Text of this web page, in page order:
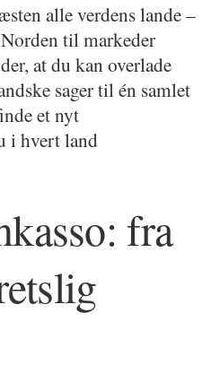
alle verdens lande –
til markeder
at du kan overlade
sager til én samlet
et nyt
i hvert land
fra